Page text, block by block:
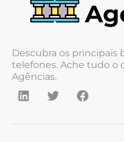
Descubra os principais
telefones. Ache tudo o
Agências.